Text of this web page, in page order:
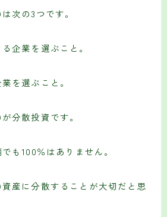
次の3つです。
企業を選ぶこと。
を選ぶこと。
分散投資です。
も100％はありません。
産に分散することが大切だと思